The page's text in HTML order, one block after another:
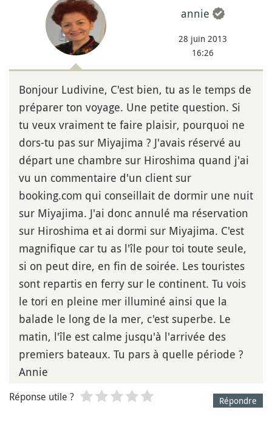
annie
28 juin 2013
16:26
Bonjour Ludivine, C'est bien, tu as le temps de
préparer ton voyage. Une petite question. Si
tu veux vraiment te faire plaisir, pourquoi ne
dors-tu pas sur Miyajima ? J'avais réservé au
départ une chambre sur Hiroshima quand j'ai
vu un commentaire d'un client sur
booking.com qui conseillait de dormir une nuit
sur Miyajima. J'ai donc annulé ma réservation
sur Hiroshima et ai dormi sur Miyajima. C'est
magnifique car tu as l'île pour toi toute seule,
si on peut dire, en fin de soirée. Les touristes
sont repartis en ferry sur le continent. Tu vois
le tori en pleine mer illuminé ainsi que la
balade le long de la mer, c'est superbe. Le
matin, l'île est calme jusqu'à l'arrivée des
premiers bateaux. Tu pars à quelle période ?
Annie
Répondre
Réponse utile ?